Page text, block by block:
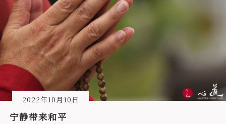
2022年10月10日
宁静带来和平